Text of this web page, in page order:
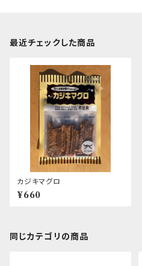
最近チェックした商品
カジキマグロ
¥660
同じカテゴリの商品